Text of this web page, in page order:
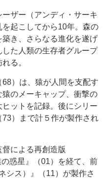
ザー（アンディ・サーキ
起こしてから10年。森の
き、さらなる進化を遂げ
た人類の生存者グループ
る。
）は、猿が人間を支配す
のメーキャップ、衝撃の
ットを記録。後にシリー
）まで計５作が製作され
による再創造版
惑星』（01）を経て、前
シス）』（11）が製作さ